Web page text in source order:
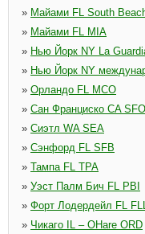
» Майами FL South
» Майами FL MIA
» Нью Йорк NY La
» Нью Йорк NY
» Орландо FL MCO
» Сан Франциско CA SFO
» Сиэтл WA SEA
» Сэнфорд FL SFB
» Тампа FL TPA
» Уэст Палм Бич FL PBI
» Форт Лодердейл FL
» Чикаго IL – OHare ORD